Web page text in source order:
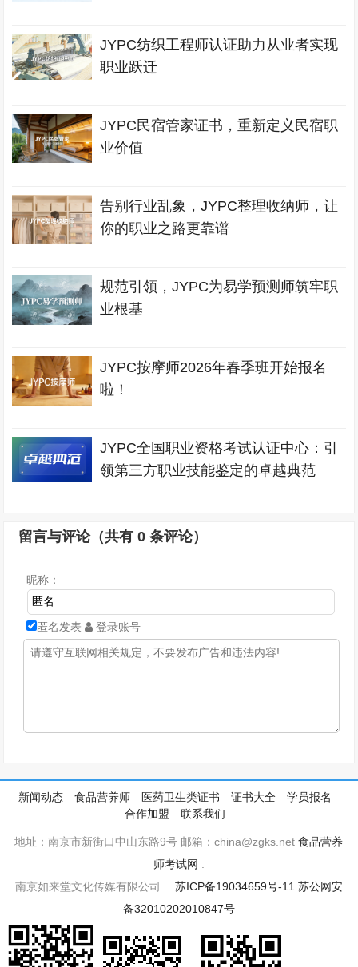
JYPC纺织工程师认证助力从业者实现
职业跃迁
JYPC民宿管家证书，重新定义民宿职
业价值
告别行业乱象，JYPC整理收纳师，让
你的职业之路更靠谱
规范引领，JYPC为易学预测师筑牢职
业根基
JYPC按摩师2026年春季班开始报名
啦！
JYPC全国职业资格考试认证中心：引
领第三方职业技能鉴定的卓越典范
留言与评论（共有0 条评论）
昵称：
匿名发表 登录账号
新闻动态 食品营养师 医药卫生类证书 证书大全
学员报名
合作加盟
联系我们
地址：南京市新街口中山东路9号 邮箱：china@zgks.net食品营养
师考试网
南京如来堂文化传媒有限公司. 苏ICP备19034659号-11 苏公网安
备32010202010847号